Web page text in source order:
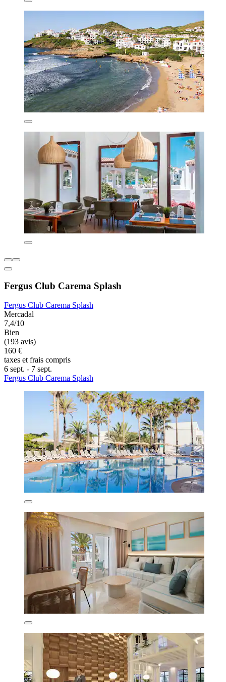
Fergus Club Carema Splash
Fergus Club Carema Splash
Mercadal
7,4/10
Bien
(193 avis)
160 €
taxes et frais compris
6 sept. - 7 sept.
Fergus Club Carema Splash